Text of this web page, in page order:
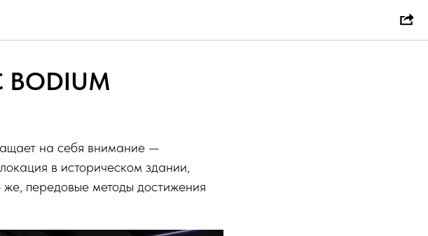
на себя внимание —
в историческом здании,
передовые методы достижения